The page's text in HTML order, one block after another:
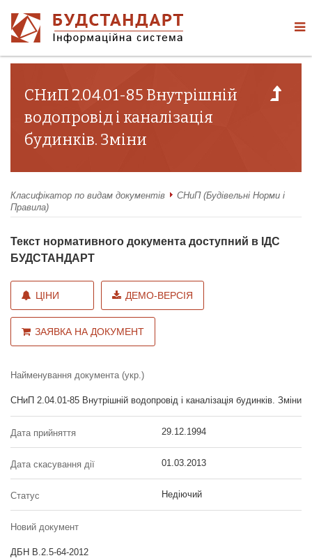
СНиП 2.04.01-85 Внутрішній
водопровід і каналізація
будинків. Зміни
Класифікатор по видам документів
СНиП (Будівельні Норми і
Правила)
Текст нормативного документа доступний в ІДС
БУДСТАНДАРТ
ЦІНИ ДЕМО-ВЕРСІЯ
ЗАЯВКА НА ДОКУМЕНТ
Найменування документа (укр.)
СНиП 2.04.01-85 Внутрішній водопровід і каналізація будинків. Зміни
Дата прийняття 29.12.1994
Дата скасування дії 01.03.2013
Статус Недіючий
Новий документ
ДБН В.2.5-64-2012